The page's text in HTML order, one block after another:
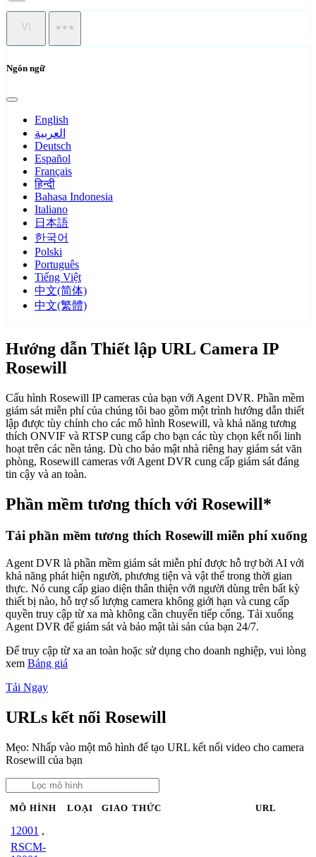
VI
Ngôn ngữ
English
العربية
Deutsch
Español
Français
हिन्दी
Bahasa Indonesia
Italiano
日本語
한국어
Polski
Português
Tiếng Việt
中文(简体)
中文(繁體)
Hướng dẫn Thiết lập URL Camera IP
Rosewill
Cấu hình Rosewill IP cameras của bạn với Agent DVR. Phần mềm
giám sát miễn phí của chúng tôi bao gồm một trình hướng dẫn thiết
lập được tùy chỉnh cho các mô hình Rosewill, và khả năng tương
thích ONVIF và RTSP cung cấp cho bạn các tùy chọn kết nối linh
hoạt trên các nền tảng. Dù cho bảo mật nhà riêng hay giám sát văn
phòng, Rosewill cameras với Agent DVR cung cấp giám sát đáng
tin cậy và an toàn.
Phần mềm tương thích với Rosewill*
Tải phần mềm tương thích Rosewill miễn phí xuống
Agent DVR là phần mềm giám sát miễn phí được hỗ trợ bởi AI với
khả năng phát hiện người, phương tiện và vật thể trong thời gian
thực. Nó cung cấp giao diện thân thiện với người dùng trên bất kỳ
thiết bị nào, hỗ trợ số lượng camera không giới hạn và cung cấp
quyền truy cập từ xa mà không cần chuyển tiếp cổng. Tải xuống
Agent DVR để giám sát và bảo mật tài sản của bạn 24/7.
Để truy cập từ xa an toàn hoặc sử dụng cho doanh nghiệp, vui lòng
xem Bảng giá
Tải Ngay
URLs kết nối Rosewill
Mẹo: Nhấp vào một mô hình để tạo URL kết nối video cho camera
Rosewill của bạn
MÔ HÌNH LOẠI GIAO THỨC URL
12001 ,
RSCM-